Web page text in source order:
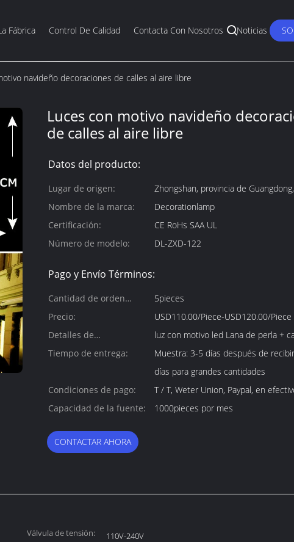
Fábrica Control De Calidad Contacta Con Nosotros Noticias
navideño decoraciones de calles al aire libre
Luces con motivo navideño
de calles al aire libre
Datos del producto:
Lugar de origen:
Zhongshan, provincia de
Nombre de la marca:
Decorationlamp
Certificación:
CE RoHs SAA UL
Número de modelo:
DL-ZXD-122
Pago y Envío Términos:
Cantidad de orden
mínima:
5pieces
Precio:
USD110.00/Piece-USD120.00/Piece
Detalles de
empaquetado:
luz con motivo led Lana de perla +
Tiempo de entrega:
Muestra: 3-5 días después de
días para grandes cantidades
Condiciones de pago:
T / T, Weter Union, Paypal, en
Capacidad de la fuente:
1000pieces por mes
CONTACTAR AHORA
Válvula de tensión:
110V-240V